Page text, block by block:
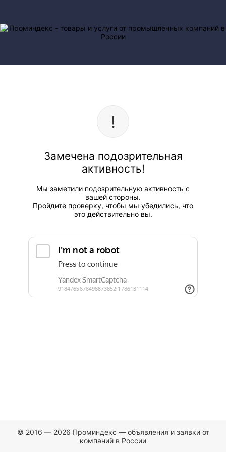
Замечена подозрительная
активность!
Мы заметили подозрительную активность с
вашей стороны.
Пройдите проверку, чтобы мы убедились, что
это действительно вы.
© 2016 — 2026 Проминдекс — объявления и заявки от
компаний в России